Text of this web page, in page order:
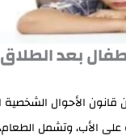
بعد
(78) من قانون الأحوال
الأب، وتشمل